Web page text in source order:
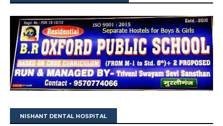
NISHANT DENTAL HOSPITAL